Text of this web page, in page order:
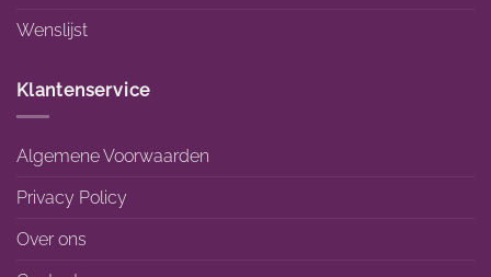
Wenslijst
Klantenservice
Algemene Voorwaarden
Privacy Policy
Over ons